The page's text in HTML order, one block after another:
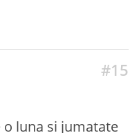
#15
luna si jumatate